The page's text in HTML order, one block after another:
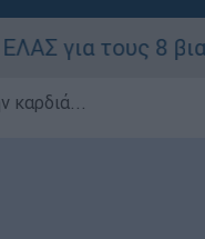
καρδιά...